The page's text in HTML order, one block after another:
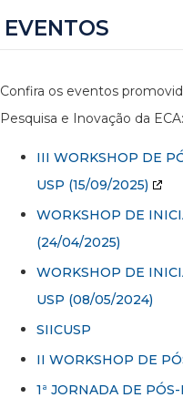
EVENTOS
Confira os eventos
Pesquisa e Inovação da ECA:
III WORKSHOP DE
USP (15/09/2025)
WORKSHOP DE
(24/04/2025)
WORKSHOP DE
USP (08/05/2024)
SIICUSP
II WORKSHOP DE
1ª JORNADA DE